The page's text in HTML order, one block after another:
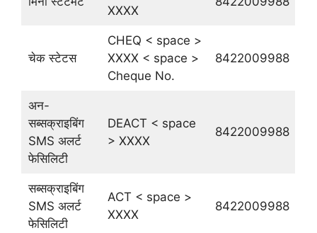
XXXX
चेक स्टेटस
CHEQ < space >
XXXX < space >
Cheque No.
8422009988
अन-
सब्सक्राइबिंग
SMS अलर्ट
फेसिलिटी
DEACT < space
> XXXX
8422009988
सब्सक्राइबिंग
SMS अलर्ट
फेसिलिटी
ACT < space >
XXXX
8422009988